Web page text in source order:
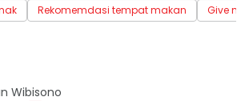
Rekomemdasi tempat makan
Give
Wibisono